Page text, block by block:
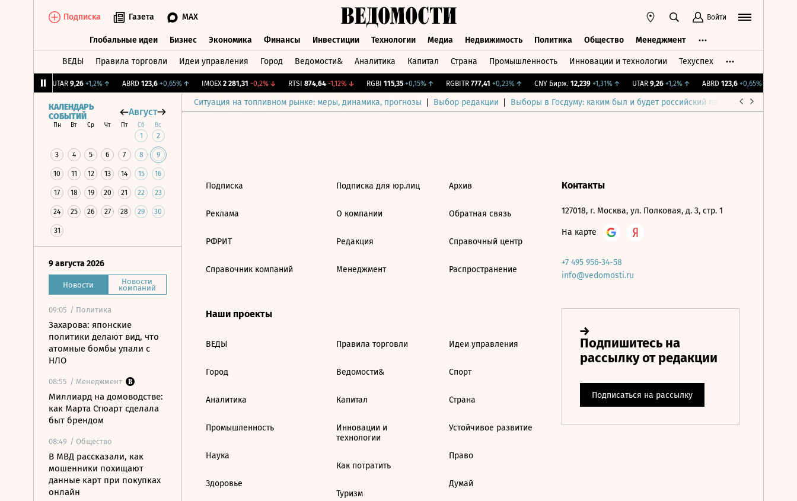
Подписка Газета MAX Войти
Глобальные идеи Бизнес Экономика Финансы Инвестиции Технологии Медиа Недвижимость Политика Общество Менеджмент
ВЕДЫ Правила торговли Идеи управления Город Ведомости& Аналитика Капитал Страна Промышленность Инновации и технологии Техуспех
UTAR 9,26 +1,2%↑ ABRD 123,6 +0,65%↑ IMOEX 2 281,31 -0,2%↓ RTSI 874,64 -1,12%↓ RGBI 115,35 +0,15%↑ RGBITR 777,41 +0,23%↑ CNY Бирж. 12,239 +1,31%↑ UTAR 9,26 +1,2%↑ ABRD 123,6 +0,65%↑
Ситуация на топливном рынке: меры, динамика, прогнозы Выбор редакции Выборы в Госдуму: каким был и будет российский парламент
КАЛЕНДАРЬ
СОБЫТИЙ
Август
Пн Вт Ср Чт Пт Сб Вс
1 2
3 4 5 6 7 8 9
10 11 12 13 14 15 16
17 18 19 20 21 22 23
24 25 26 27 28 29 30
31
9 августа 2026
Новости Новости
компаний
09:05 / Политика
Захарова: японские
политики делают вид, что
атомные бомбы упали с
НЛО
08:55 / Менеджмент
Миллиард на домоводстве:
как Марта Стюарт сделала
быт брендом
08:49 / Общество
В МВД рассказали, как
мошенники похищают
данные карт при покупках
онлайн
Подписка
Реклама
РФРИТ
Справочник компаний
Подписка для юр.лиц
О компании
Редакция
Менеджмент
Архив
Обратная связь
Справочный центр
Распространение
Наши проекты
ВЕДЫ
Город
Аналитика
Промышленность
Наука
Здоровье
Правила торговли
Ведомости&
Капитал
Инновации и
технологии
Как потратить
Туризм
Идеи управления
Спорт
Страна
Устойчивое развитие
Право
Думай
Контакты
127018, г. Москва, ул. Полковая, д. 3, стр. 1
На карте
+7 495 956-34-58
info@vedomosti.ru